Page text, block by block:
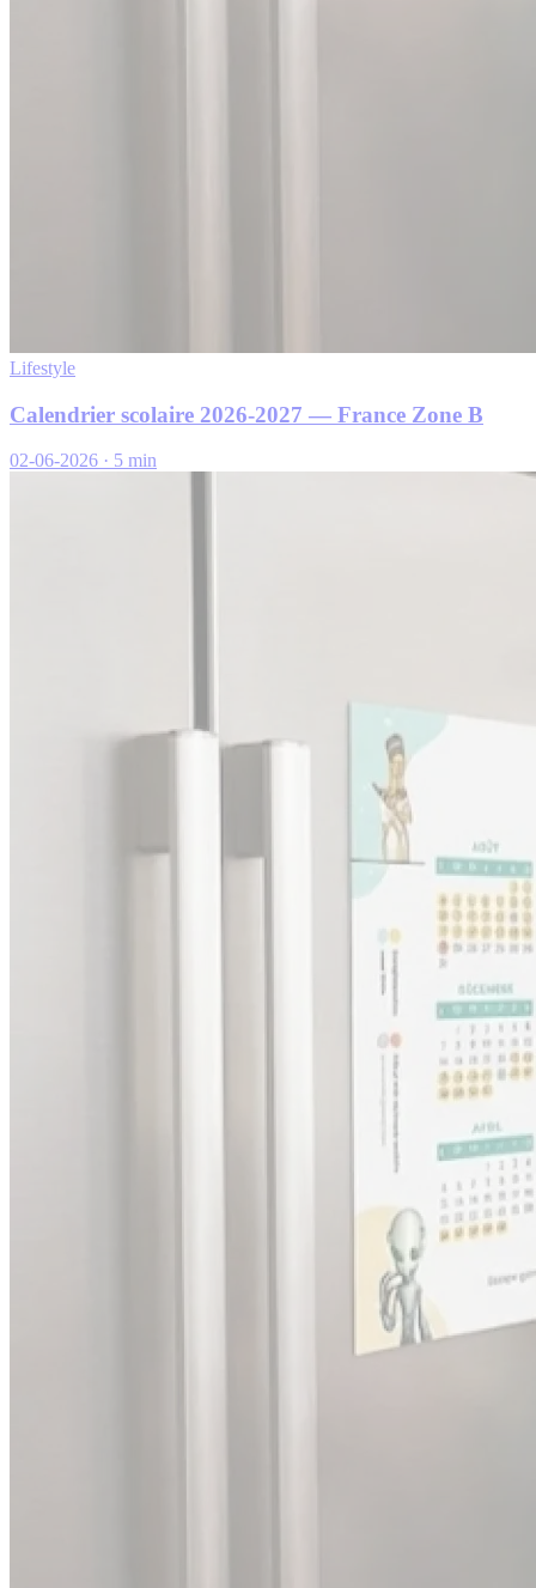
Lifestyle
Calendrier scolaire 2026-2027 — France Zone B
02-06-2026 · 5 min